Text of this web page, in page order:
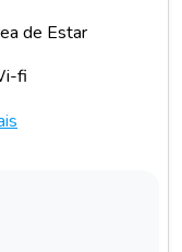
de Estar
fi